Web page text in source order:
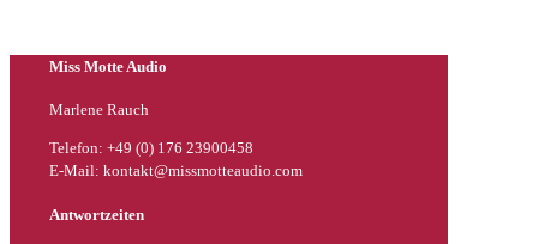
Miss Motte Audio
Marlene Rauch
Telefon: +49 (0) 176 23900458
E-Mail: kontakt@missmotteaudio.com
Antwortzeiten